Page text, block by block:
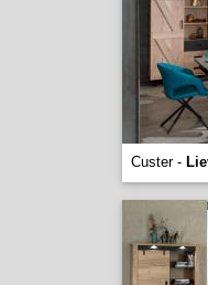
Custer -